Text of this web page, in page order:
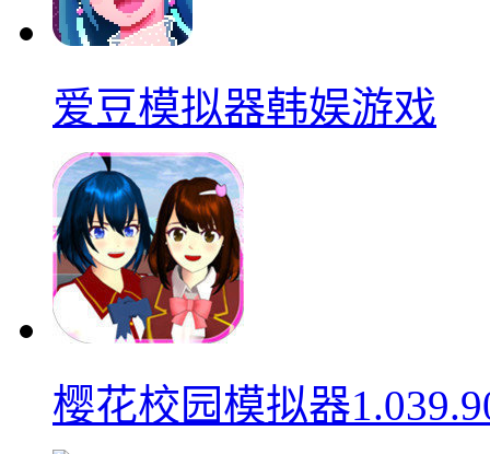
爱豆模拟器韩娱游戏
樱花校园模拟器